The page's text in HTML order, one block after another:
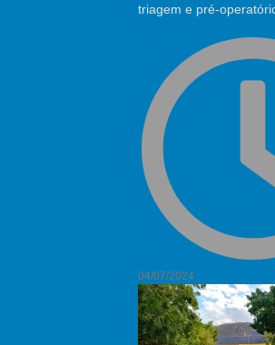
triagem e pré-
04/07/2024